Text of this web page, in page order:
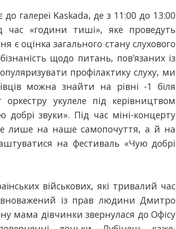
галереї Kaskada, де з 11:00 до 13:00
час «години тиші», яке проведуть
є оцінка загального стану слухового
щодо питань, пов’язаних із
профілактику слуху, ми
можна знайти на рівні -1 біля
укулеле під керівництвом
звуки». Під час міні-концерту
лише на наше самопочуття, а й на
на фестиваль «Чую добрі
військових, які тривалий час
із прав людини Дмитро
мама дівчинки звернулася до Офісу